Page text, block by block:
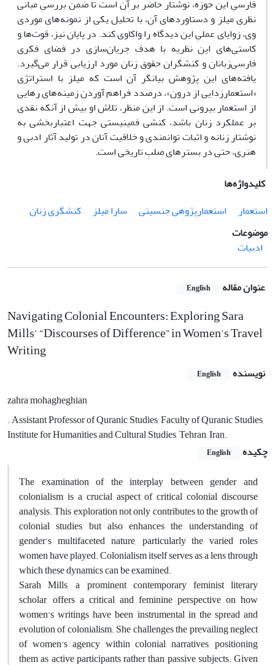
فارسیِ این حوزه، نوشتار حاضر بر آن است تا ضمن بررسیِ مبانی
نظری میلز و دستاوردهای آن، با تحلیل یکی از نمونه‌های موردی
وی، زوایای عملیِ این دیدگاه را واکاوی کند. در پایان نیز، قوت‌ها و
کاستی‌های این نظریه با هدف جریان‌سازی در فضای فکری
فارسی‌زبانان و کنشگران حقوق زنان مورد ارزیابی قرار می‌گیرد.
یافته‌های این پژوهش بیانگر آن است که میلز با استراتژی
«استعمارزدایی از درون»، درصدد فراهم آوردن زمینه‌های رهایی
از استعمار بیرونی است. از این منظر، تلاش او بیش از آنکه نقدی
بر عملکرد زنان باشد، کنشی فمینیستی جهت اعتباربخشی به
نوشتار زنانه و اثبات توانمندی و خلاقیت آنان در تولید آثار ادبی و
هنری، حتی در بسترهای صلبِ تاریخی است.
کلیدواژه‌ها
استعمار
استعمارپژوهی جنسیتی سارا میلز
کنشگری زنان
موضوعات
ادبیات
عنوان مقاله English
Navigating Colonial Encounters: Exploring Sara
Mills’ “Discourses of Difference” in Women’s Travel
Writing
نویسنده English
zahra mohagheghian
. Assistant Professor of Quranic Studies, Faculty of Quranic Studies,
Institute for Humanities and Cultural Studies, Tehran, Iran.
چکیده
English
The examination of the interplay between gender and
colonialism is a crucial aspect of critical colonial discourse
analysis. This exploration not only contributes to the growth of
colonial studies but also enhances the understanding of
gender's multifaceted nature, particularly the varied roles
women have played. Colonialism itself serves as a lens through
which these dynamics can be examined.
Sarah Mills, a prominent contemporary feminist literary
scholar, offers a critical and feminine perspective on how
women's writings have been instrumental in the spread and
evolution of colonialism. She challenges the prevailing neglect
of women's agency within colonial narratives, positioning
them as active participants rather than passive subjects. Given